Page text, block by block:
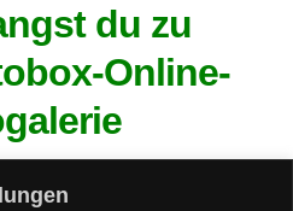
du zu
Online-
Fotos anzuschauen